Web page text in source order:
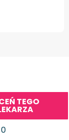
TEGO